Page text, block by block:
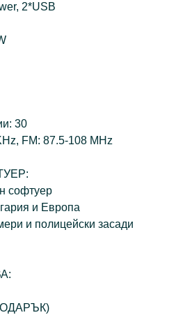
2*USB
30
FM: 87.5-108 MHz
софтуер
и Европа
и полицейски засади